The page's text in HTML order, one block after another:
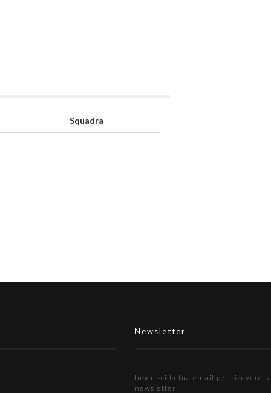
Squadra
Newsletter
Inserisci la tua email per ricevere la
newsletter